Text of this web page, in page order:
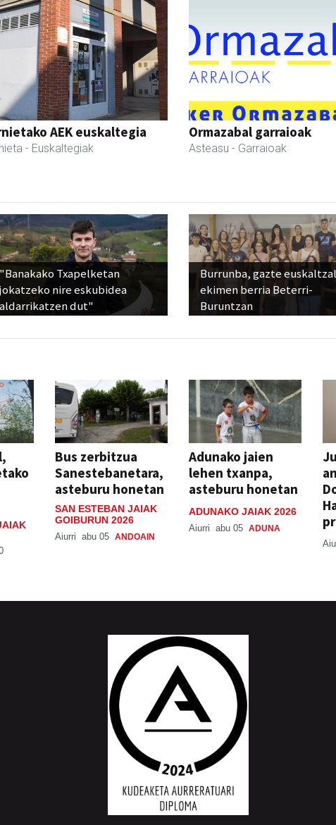
AEK euskaltegia
- Euskaltegiak
Ormazabal garraioak
Asteasu - Garraioak
"Banakako Txapelketan
jokatzeko nire eskubidea
aldarrikatzen dut"
Burrunba, gazte
ekimen berria Beterri-
Buruntzan
Bus zerbitzua
Sanestebanetara,
asteburu honetan
SAN ESTEBAN JAIAK
GOIBURUN 2026
Aiurri abu 05 ANDOAIN
Adunako jaien
lehen txanpa,
asteburu honetan
ADUNAKO JAIAK 2026
Aiurri abu 05 ADUNA